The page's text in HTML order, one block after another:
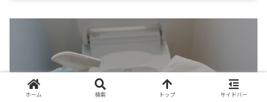
ホーム 検索 トップ サイドバー